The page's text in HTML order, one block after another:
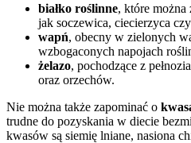
białko roślinne, które można
jak soczewica, ciecierzyca
wapń, obecny w zielonych
wzbogaconych napojach
żelazo, pochodzące z
oraz orzechów.
Nie można także zapominać o
trudne do pozyskania w diecie
kwasów są siemię lniane, nasiona